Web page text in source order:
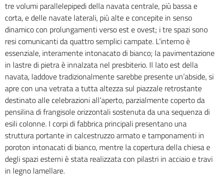
tre volumi parallelepipedi della navata centrale, più bassa e
corta, e delle navate laterali, più alte e concepite in senso
dinamico con prolungamenti verso est e ovest; i tre spazi sono
resi comunicanti da quattro semplici campate. L’interno è
essenziale, interamente intonacato di bianco; la pavimentazione
in lastre di pietra è innalzata nel presbiterio. Il lato est della
navata, laddove tradizionalmente sarebbe presente un’abside, si
apre con una vetrata a tutta altezza sul piazzale retrostante
destinato alle celebrazioni all’aperto, parzialmente coperto da
pensilina di frangisole orizzontali sostenuta da una sequenza di
esili colonne. I corpi di fabbrica principali presentano una
struttura portante in calcestruzzo armato e tamponamenti in
poroton intonacati di bianco, mentre la copertura della chiesa e
degli spazi esterni è stata realizzata con pilastri in acciaio e travi
in legno lamellare.